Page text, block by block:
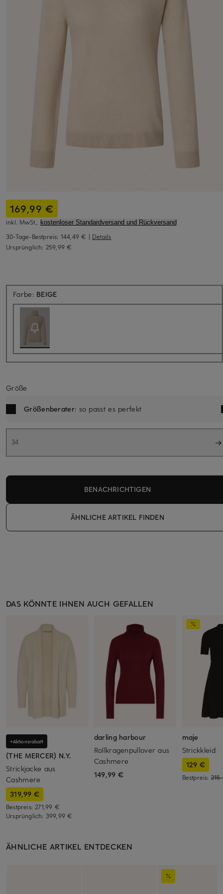
169,99 €
inkl. MwSt., kostenloser Standardversand und Rückversand
30-Tage-Bestpreis: 144,49 € | Details
Ursprünglich: 259,99 €
Farbe: BEIGEAktuell nicht verfügbar
Größe
Größenberater: so passt es perfekt
34
BENACHRICHTIGEN
ÄHNLICHE ARTIKEL FINDEN
DAS KÖNNTE IHNEN AUCH GEFALLEN
+Aktionsrabatt
(THE MERCER) N.Y.
Strickjacke aus
Cashmere
319,99 €
Bestpreis:271,99 €
Ursprünglich: 399,99 €
darling harbour
Rollkragenpullover aus
Cashmere
149,99 €
maje
Strickkleid
129 €
Bestpreis:
ÄHNLICHE ARTIKEL ENTDECKEN